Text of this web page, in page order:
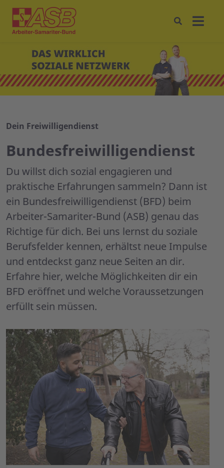
Dein Freiwilligendienst
Bundesfreiwilligendienst
Du willst dich sozial engagieren und
praktische Erfahrungen sammeln? Dann ist
ein Bundesfreiwilligendienst (BFD) beim
Arbeiter-Samariter-Bund (ASB) genau das
Richtige für dich. Bei uns lernst du soziale
Berufsfelder kennen, erhältst neue Impulse
und entdeckst ganz neue Seiten an dir.
Erfahre hier, welche Möglichkeiten dir ein
BFD eröffnet und welche Voraussetzungen
erfüllt sein müssen.